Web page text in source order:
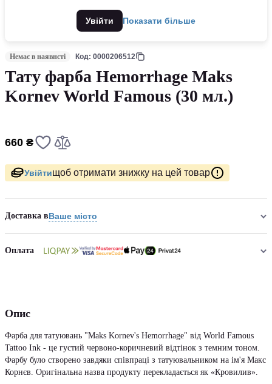
Увійти Показати більше
Немає в наявнсті Код: 0000206512
Тату фарба Hemorrhage Maks
Kornev World Famous (30 мл.)
660 ₴
Увійтищоб отримати знижку на цей товар
Доставка вВаше місто
Оплата
Опис
Фарба для татуювань "Maks Kornev's Hemorrhage" від World Famous
Tattoo Ink - це густий червоно-коричневий відтінок з темним тоном.
Фарбу було створено завдяки співпраці з татуювальником на ім'я Макс
Корнєв. Оригінальна назва продукту перекладається як «Кровилив».